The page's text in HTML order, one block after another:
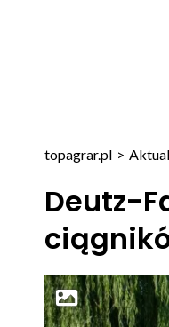
topagrar.pl >
Deutz-